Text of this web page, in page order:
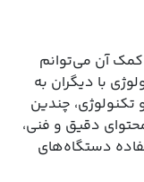
کمک آن می‌توانم
با دیگران به
تکنولوژی، چندین
دقیق و فنی،
دستگاه‌های